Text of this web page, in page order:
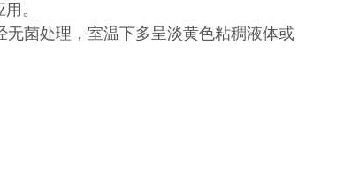
。
菌处理，室温下多呈淡黄色粘稠液体或